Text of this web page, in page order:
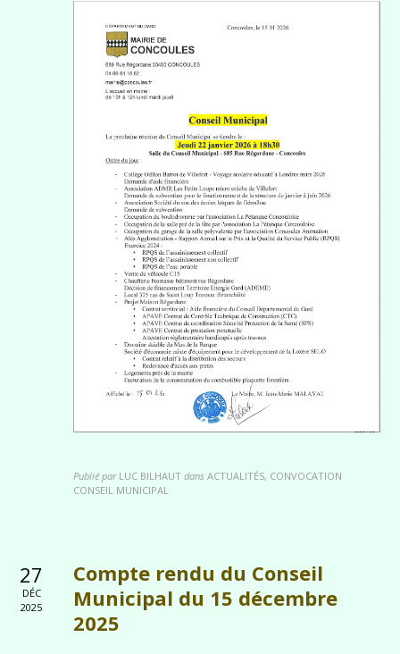
Publié par LUC BILHAUT dans ACTUALITÉS, CONVOCATION
CONSEIL MUNICIPAL
27
DÉC
2025
Compte rendu du Conseil
Municipal du 15 décembre
2025